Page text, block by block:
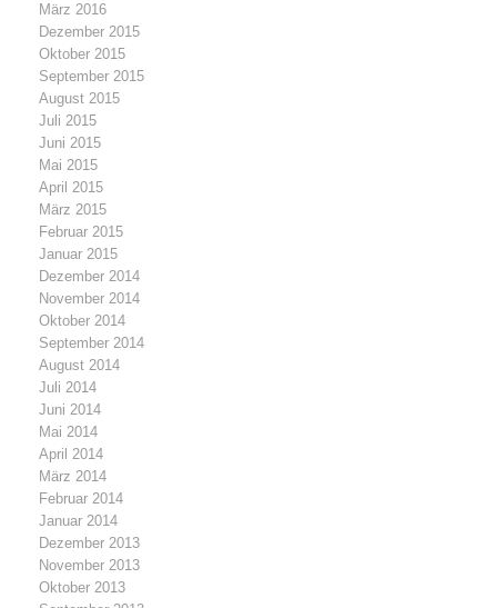
März 2016
Dezember 2015
Oktober 2015
September 2015
August 2015
Juli 2015
Juni 2015
Mai 2015
April 2015
März 2015
Februar 2015
Januar 2015
Dezember 2014
November 2014
Oktober 2014
September 2014
August 2014
Juli 2014
Juni 2014
Mai 2014
April 2014
März 2014
Februar 2014
Januar 2014
Dezember 2013
November 2013
Oktober 2013